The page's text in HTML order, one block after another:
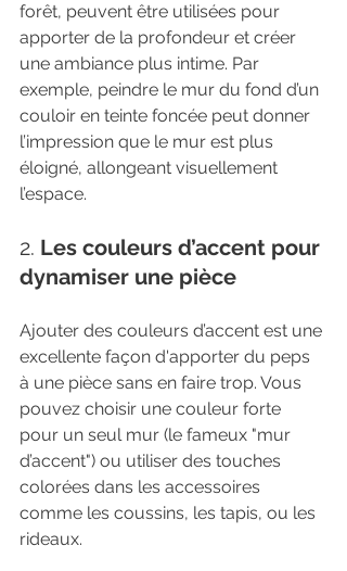
forêt, peuvent être utilisées pour
apporter de la profondeur et créer
une ambiance plus intime. Par
exemple, peindre le mur du fond d’un
couloir en teinte foncée peut donner
l’impression que le mur est plus
éloigné, allongeant visuellement
l’espace.
2. Les couleurs d’accent pour
dynamiser une pièce
Ajouter des couleurs d’accent est une
excellente façon d'apporter du peps
à une pièce sans en faire trop. Vous
pouvez choisir une couleur forte
pour un seul mur (le fameux "mur
d’accent") ou utiliser des touches
colorées dans les accessoires
comme les coussins, les tapis, ou les
rideaux.